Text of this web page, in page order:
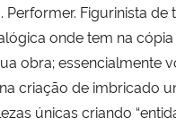
Performer. Figurinista
onde tem na
obra; essencialmente
criação de imbricado
únicas criando